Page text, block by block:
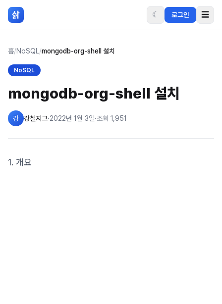
본문 바로가기
삵 ☾ 로그인 ☰
홈/NoSQL/mongodb-org-shell 설치
NoSQL
mongodb-org-shell 설치
강 강철지그·2022년 1월 3일·조회 1,951
1. 개요